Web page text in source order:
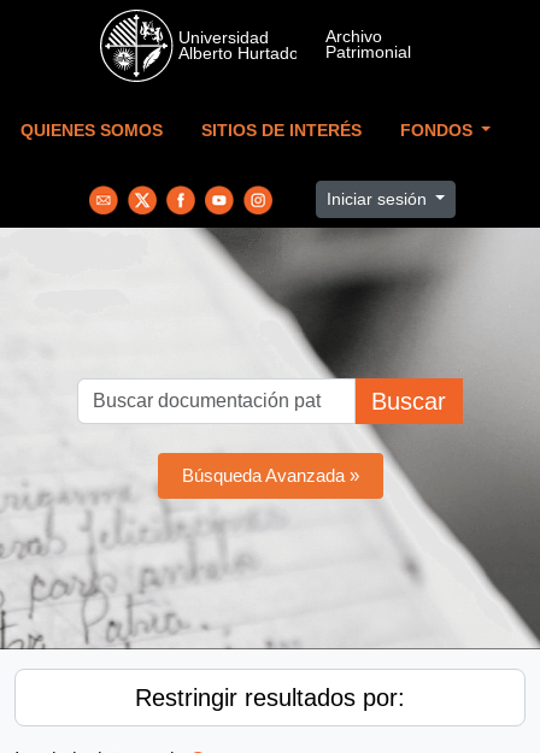
Skip to main content
QUIENES SOMOS SITIOS DE INTERÉS FONDOS
Iniciar sesión
Buscar
Búsqueda Avanzada »
Restringir resultados por: